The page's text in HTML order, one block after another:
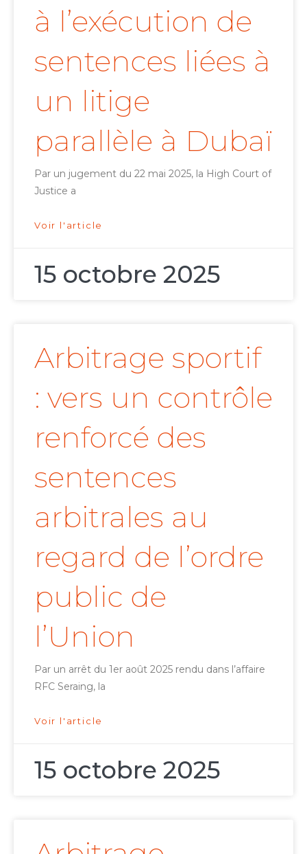
à l’exécution de
sentences liées à
un litige
parallèle à Dubaï
Par un jugement du 22 mai 2025, la High Court of
Justice a
Voir l'article
15 octobre 2025
Arbitrage sportif
: vers un contrôle
renforcé des
sentences
arbitrales au
regard de l’ordre
public de
l’Union
Par un arrêt du 1er août 2025 rendu dans l’affaire
RFC Seraing, la
Voir l'article
15 octobre 2025